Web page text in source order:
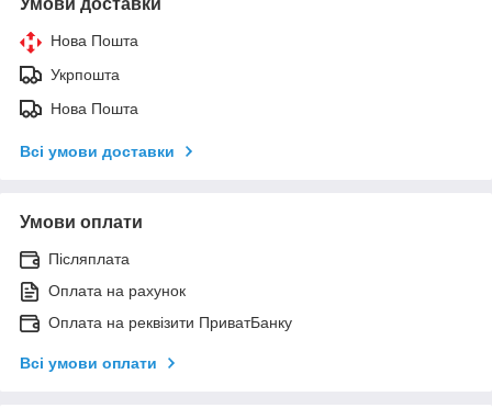
Нова Пошта
Укрпошта
Нова Пошта
Всі умови доставки
Умови оплати
Післяплата
Оплата на рахунок
Оплата на реквізити ПриватБанку
Всі умови оплати